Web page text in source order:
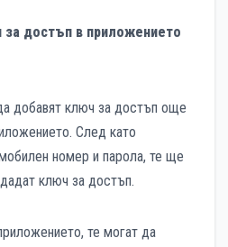
за достъп в приложението
добавят ключ за достъп още
След като
номер и парола, те ще
ключ за достъп.
те могат да